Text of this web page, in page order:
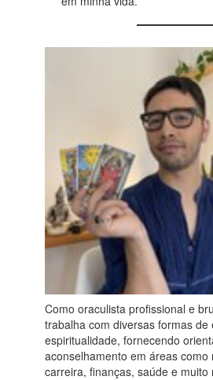
Como oraculista profissional e
trabalha com diversas formas de
espiritualidade, fornecendo
aconselhamento em áreas como
carreira, finanças, saúde e muito